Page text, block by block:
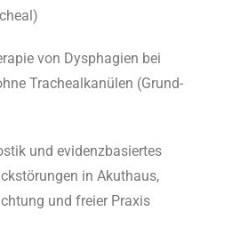
von Dysphagien bei
Trachealkanülen (Grund-
und evidenzbasiertes
in Akuthaus,
und freier Praxis